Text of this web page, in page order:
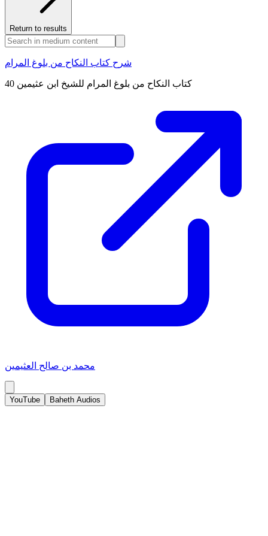
Return to results
شرح كتاب النكاح من بلوغ المرام
كتاب النكاح من بلوغ المرام للشيخ ابن عثيمين 40
محمد بن صالح العثيمين
YouTube Baheth Audios